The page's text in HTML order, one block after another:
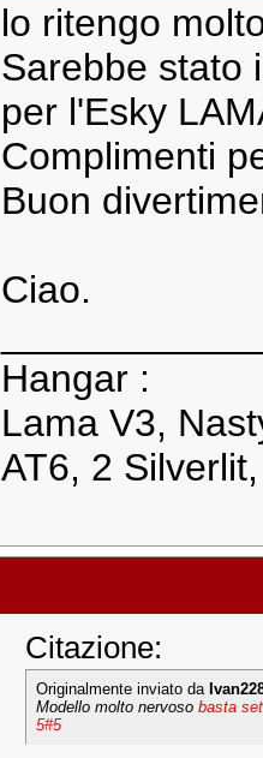
lo ritengo
Sarebbe stato
per l'Esky
Complimenti
Buon
Ciao.
Hangar :
Lama V3,
AT6, 2
Citazione:
Originalmente inviato da
Modello molto nervoso basta
5#5